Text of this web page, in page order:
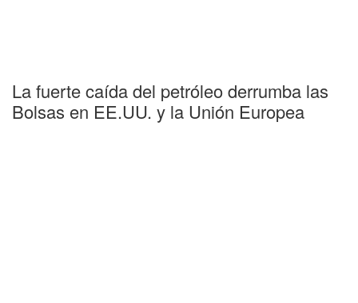
La fuerte caída del petróleo derrumba las
Bolsas en EE.UU. y la Unión Europea